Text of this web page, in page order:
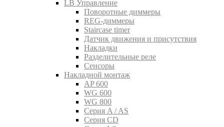
LB Управление
Поворотные диммеры
REG-диммеры
Staircase timer
Датчик движения и присутствия
Накладки
Разделительные реле
Сенсоры
Накладной монтаж
AP 600
WG 600
WG 800
Серия A / AS
Серия CD